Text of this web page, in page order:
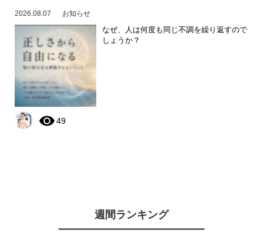
2026.08.07 お知らせ
なぜ、人は何度も同じ不調を繰り返すので
しょうか？
49
週間ランキング